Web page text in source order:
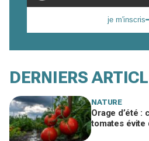
je m'inscris
DERNIERS
NATURE
Orage d’été :
tomates évite